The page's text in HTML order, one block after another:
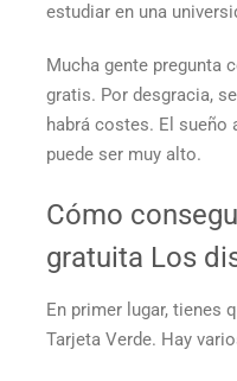
estudiar en una
Mucha gente pregunta
gratis. Por desgracia,
habrá costes. El sueño
puede ser muy alto.
Cómo
gratuita Los
En primer lugar, tienes
Tarjeta Verde. Hay